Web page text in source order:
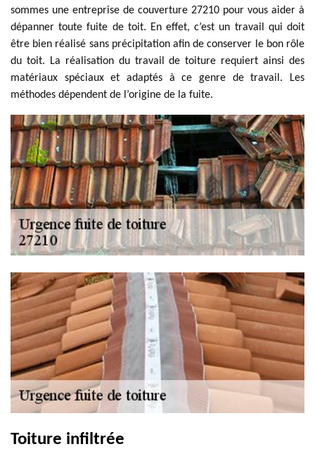
sommes une entreprise de couverture 27210 pour vous aider à
dépanner toute fuite de toit. En effet, c’est un travail qui doit
être bien réalisé sans précipitation afin de conserver le bon rôle
du toit. La réalisation du travail de toiture requiert ainsi des
matériaux spéciaux et adaptés à ce genre de travail. Les
méthodes dépendent de l’origine de la fuite.
Toiture infiltrée